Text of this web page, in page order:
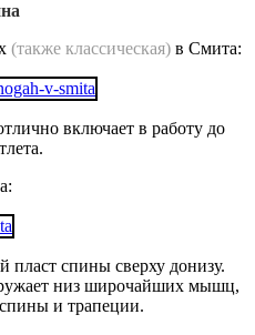
(также классическая) в Смита:
включает в работу до
спины сверху донизу.
низ широчайших мышц,
и трапеции.